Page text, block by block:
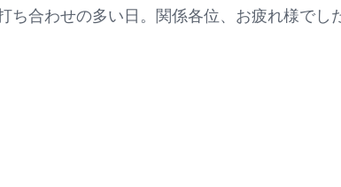
ち合わせの多い日。関係各位、お疲れ様でし